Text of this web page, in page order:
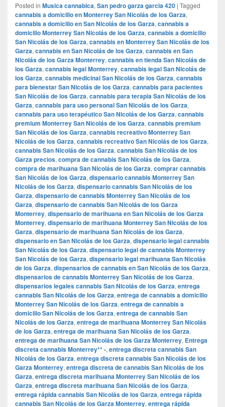
Posted in Musica cannabica, San pedro garza garcia 420 | Tagged
cannabis a domicilio en Monterrey San Nicolás de los Garza,
cannabis a domicilio en San Nicolás de los Garza, cannabis a
domicilio Monterrey San Nicolás de los Garza, cannabis a domicilio
San Nicolás de los Garza, cannabis en Monterrey San Nicolás de los
Garza, cannabis en San Nicolás de los Garza, cannabis en San
Nicolás de los Garza Monterrey, cannabis en tienda San Nicolás de
los Garza, cannabis legal Monterrey, cannabis legal San Nicolás de
los Garza, cannabis medicinal San Nicolás de los Garza, cannabis
para bienestar San Nicolás de los Garza, cannabis para pacientes
San Nicolás de los Garza, cannabis para terapia San Nicolás de los
Garza, cannabis para uso personal San Nicolás de los Garza,
cannabis para uso terapéutico San Nicolás de los Garza, cannabis
premium Monterrey San Nicolás de los Garza, cannabis premium
San Nicolás de los Garza, cannabis recreativo Monterrey San
Nicolás de los Garza, cannabis recreativo San Nicolás de los Garza,
cannabis San Nicolás de los Garza, cannabis San Nicolás de los
Garza precios, compra de cannabis San Nicolás de los Garza,
compra de marihuana San Nicolás de los Garza, comprar cannabis
San Nicolás de los Garza, dispensario cannabis Monterrey San
Nicolás de los Garza, dispensario cannabis San Nicolás de los
Garza, dispensario de cannabis Monterrey San Nicolás de los
Garza, dispensario de cannabis San Nicolás de los Garza
Monterrey, dispensario de marihuana en San Nicolás de los Garza
Monterrey, dispensario de marihuana Monterrey San Nicolás de los
Garza, dispensario de marihuana San Nicolás de los Garza,
dispensario en San Nicolás de los Garza, dispensario legal cannabis
San Nicolás de los Garza, dispensario legal de cannabis Monterrey
San Nicolás de los Garza, dispensario legal marihuana San Nicolás
de los Garza, dispensarios de cannabis en San Nicolás de los Garza,
dispensarios de cannabis Monterrey San Nicolás de los Garza,
dispensarios legales cannabis San Nicolás de los Garza, entrega
cannabis San Nicolás de los Garza, entrega de cannabis a domicilio
Monterrey San Nicolás de los Garza, entrega de cannabis a
domicilio San Nicolás de los Garza, entrega de cannabis San
Nicolás de los Garza, entrega de marihuana Monterrey San Nicolás
de los Garza, entrega de marihuana San Nicolás de los Garza,
entrega de marihuana San Nicolás de los Garza Monterrey, Entrega
discreta cannabis Monterrey** -, entrega discreta cannabis San
Nicolás de los Garza, entrega discreta cannabis San Nicolás de los
Garza Monterrey, entrega discreta de cannabis San Nicolás de los
Garza, entrega discreta marihuana Monterrey San Nicolás de los
Garza, entrega discreta marihuana San Nicolás de los Garza,
entrega rápida cannabis San Nicolás de los Garza, entrega rápida
cannabis San Nicolás de los Garza Monterrey, entrega rápida